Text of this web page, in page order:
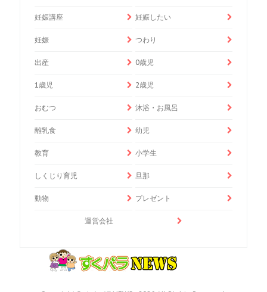
妊娠講座 妊娠したい
妊娠 つわり
出産 0歳児
1歳児 2歳児
おむつ 沐浴・お風呂
離乳食 幼児
教育 小学生
しくじり育児 旦那
動物 プレゼント
運営会社